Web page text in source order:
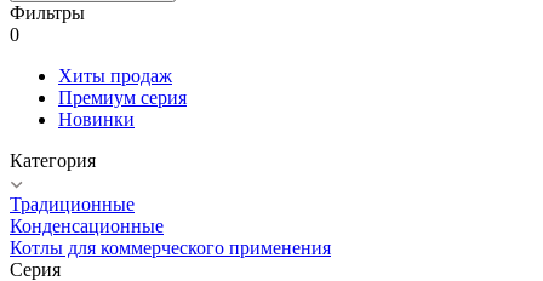
Фильтры
0
Хиты продаж
Премиум серия
Новинки
Категория
Традиционные
Конденсационные
Котлы для коммерческого применения
Серия